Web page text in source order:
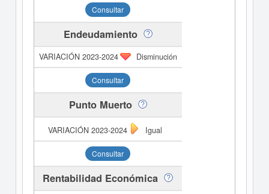
Consultar
Endeudamiento
Disminución
Consultar
Punto Muerto
Igual
Consultar
Rentabilidad Económica